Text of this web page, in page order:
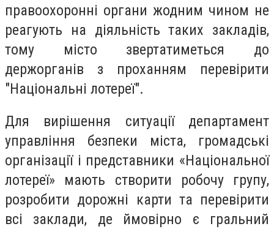
правоохоронні органи жодним чином не
реагують на діяльність таких закладів,
тому місто звертатиметься до
держорганів з проханням перевірити
"Національні лотереї".
Для вирішення ситуації департамент
управління безпеки міста, громадські
організації і представники «Національної
лотереї» мають створити робочу групу,
розробити дорожні карти та перевірити
всі заклади, де ймовірно є гральний